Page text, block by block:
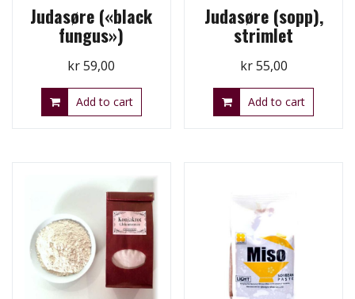
Judasøre («black
fungus»)
kr59,00
Add to cart
Judasøre (sopp),
strimlet
kr55,00
Add to cart